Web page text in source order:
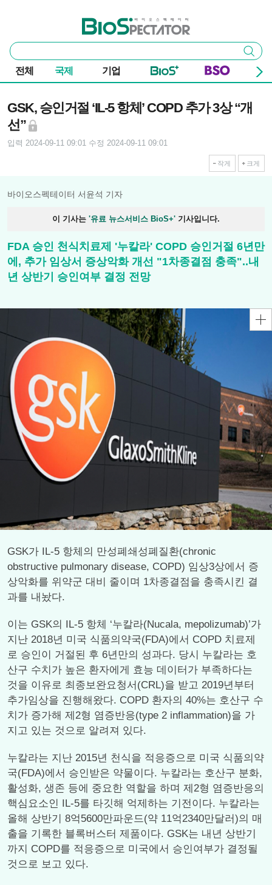
바이오스펙테이터
통
합
검
색
검색
전체 국제 기업
GSK, 승인거절 ‘IL-5 항체’ COPD 추가 3상 “개
선”
입력 2024-09-11 09:01 수정 2024-09-11 09:01
작게 크게
바이오스펙테이터 서윤석 기자
이 기사는 '유료 뉴스서비스 BioS+' 기사입니다.
FDA 승인 천식치료제 '누칼라' COPD 승인거절 6년만
에, 추가 임상서 증상악화 개선 "1차종결점 충족"..내
년 상반기 승인여부 결정 전망
GSK가 IL-5 항체의 만성폐쇄성폐질환(chronic
obstructive pulmonary disease, COPD) 임상3상에서 증
상악화를 위약군 대비 줄이며 1차종결점을 충족시킨 결
과를 내놨다.
이는 GSK의 IL-5 항체 ‘누칼라(Nucala, mepolizumab)’가
지난 2018년 미국 식품의약국(FDA)에서 COPD 치료제
로 승인이 거절된 후 6년만의 성과다. 당시 누칼라는 호
산구 수치가 높은 환자에게 효능 데이터가 부족하다는
것을 이유로 최종보완요청서(CRL)을 받고 2019년부터
추가임상을 진행해왔다. COPD 환자의 40%는 호산구 수
치가 증가해 제2형 염증반응(type 2 inflammation)을 가
지고 있는 것으로 알려져 있다.
누칼라는 지난 2015년 천식을 적응증으로 미국 식품의약
국(FDA)에서 승인받은 약물이다. 누칼라는 호산구 분화,
활성화, 생존 등에 중요한 역할을 하며 제2형 염증반응의
핵심요소인 IL-5를 타깃해 억제하는 기전이다. 누칼라는
올해 상반기 8억5600만파운드(약 11억2340만달러)의 매
출을 기록한 블록버스터 제품이다. GSK는 내년 상반기
까지 COPD를 적응증으로 미국에서 승인여부가 결정될
것으로 보고 있다.